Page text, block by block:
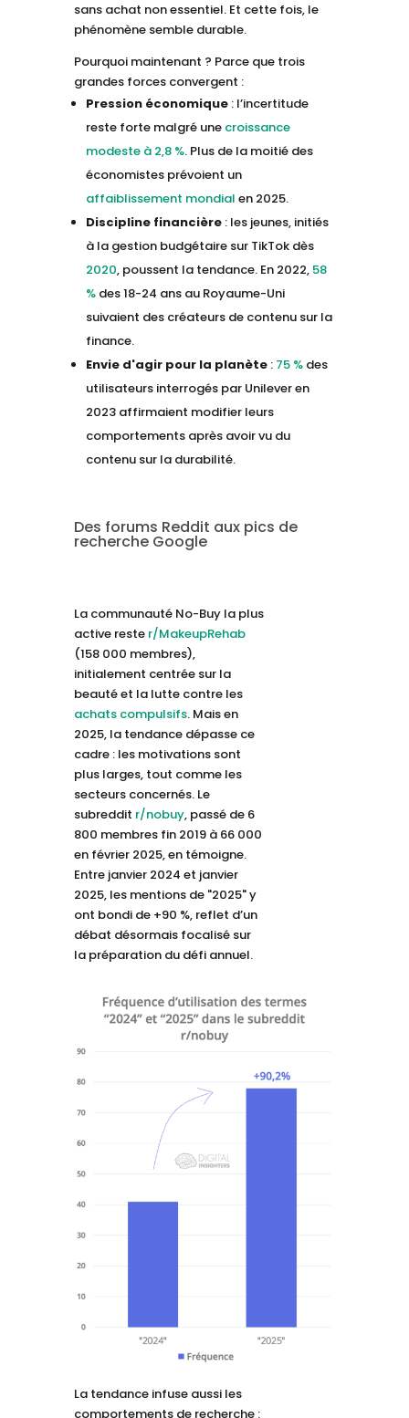
sans achat non essentiel. Et cette fois, le
phénomène semble durable.
Pourquoi maintenant ? Parce que trois
grandes forces convergent :
Pression économique: l’incertitude
reste forte malgré une croissance
modeste à 2,8 %. Plus de la moitié des
économistes prévoient un
affaiblissement mondial en 2025.
Discipline financière: les jeunes, initiés
à la gestion budgétaire sur TikTok dès
2020, poussent la tendance. En 2022, 58
%des 18-24 ans au Royaume-Uni
suivaient des créateurs de contenu sur la
finance.
Envie d'agir pour la planète: 75 %des
utilisateurs interrogés par Unilever en
2023 affirmaient modifier leurs
comportements après avoir vu du
contenu sur la durabilité.
Des forums Reddit aux pics de
recherche Google
La communauté No-Buy la plus
active reste r/MakeupRehab
(158 000 membres),
initialement centrée sur la
beauté et la lutte contre les
achats compulsifs. Mais en
2025, la tendance dépasse ce
cadre : les motivations sont
plus larges, tout comme les
secteurs concernés. Le
subreddit r/nobuy, passé de 6
800 membres fin 2019 à 66 000
en février 2025, en témoigne.
Entre janvier 2024 et janvier
2025, les mentions de "2025" y
ont bondi de +90 %, reflet d’un
débat désormais focalisé sur
la préparation du défi annuel.
La tendance infuse aussi les
comportements de recherche :